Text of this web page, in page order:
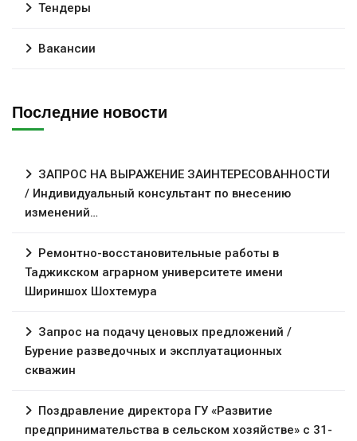
Тендеры
Вакансии
Последние новости
ЗАПРОС НА ВЫРАЖЕНИЕ ЗАИНТЕРЕСОВАННОСТИ
/ Индивидуальный консультант по внесению
изменений…
Ремонтно-восстановительные работы в
Таджикском аграрном университете имени
Шириншох Шохтемура
Запрос на подачу ценовых предложений /
Бурение разведочных и эксплуатационных
скважин
Поздравление директора ГУ «Развитие
предпринимательства в сельском хозяйстве» с 31-